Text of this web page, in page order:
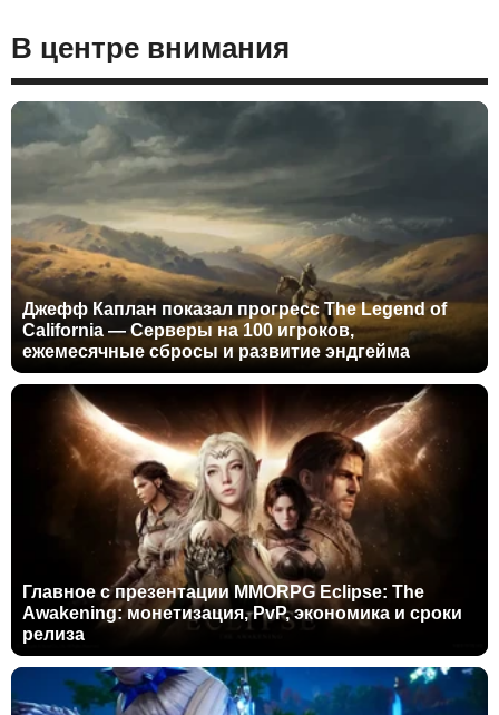
В центре внимания
Джефф Каплан показал прогресс The Legend of
California — Серверы на 100 игроков,
ежемесячные сбросы и развитие эндгейма
Главное с презентации MMORPG Eclipse: The
Awakening: монетизация, PvP, экономика и сроки
релиза